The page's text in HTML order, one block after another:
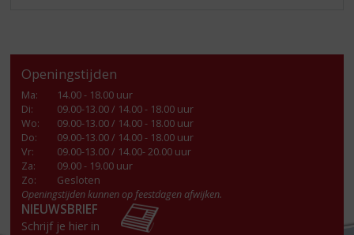
Openingstijden
Ma:
14.00 - 18.00 uur
Di:
09.00-13.00 / 14.00 - 18.00 uur
Wo:
09.00-13.00 / 14.00 - 18.00 uur
Do:
09.00-13.00 / 14.00 - 18.00 uur
Vr:
09.00-13.00 / 14.00- 20.00 uur
Za:
09.00 - 19.00 uur
Zo:
Gesloten
Openingstijden kunnen op feestdagen afwijken.
NIEUWSBRIEF
Schrijf je hier in